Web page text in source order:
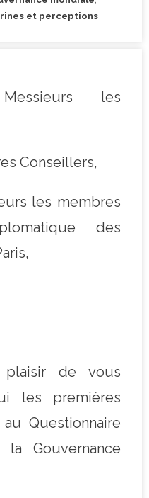
et perceptions
les
Conseillers,
les membres
des
plaisir de vous
les premières
Questionnaire
Gouvernance